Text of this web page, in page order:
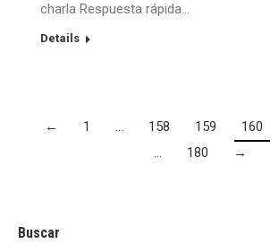
charla Respuesta rápida…
Details
← 1 … 158 159 160
…
180 →
Buscar